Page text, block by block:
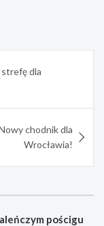
dla
chodnik dla
Wrocławia!
pościgu